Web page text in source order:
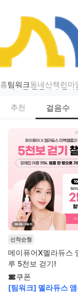
홈팀워크동네산책 런마
팀워크 — 걷기·스탬프
새로운 챌린지가 열리
추천 걸음수
선착순형
메이퓨어X멜라듀스
루 5천보 걷기!
쿠폰
[팀워크] 멜라듀스